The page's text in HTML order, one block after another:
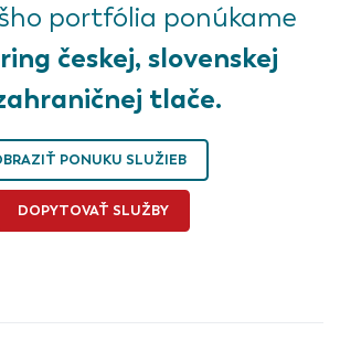
portfólia ponúkame
českej, slovenskej
tlače.
PONUKU SLUŽIEB
DOPYTOVAŤ SLUŽBY